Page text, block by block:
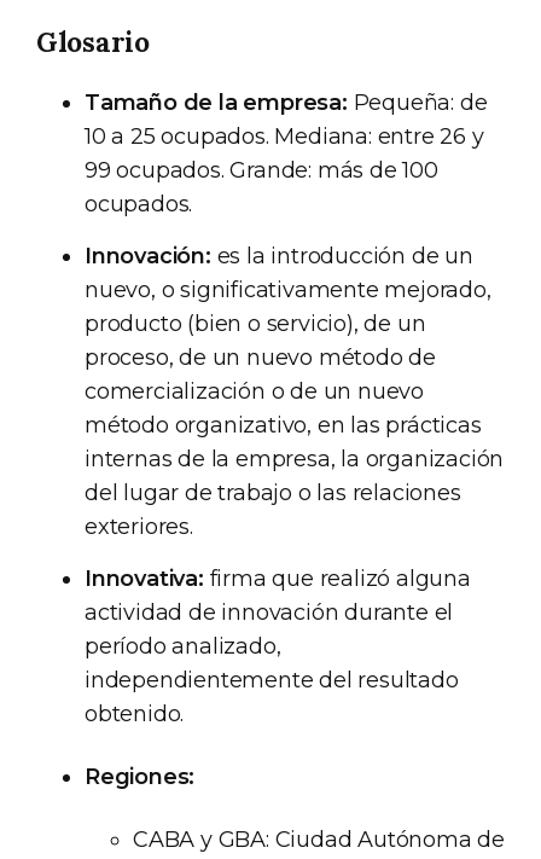
Glosario
Tamaño de la empresa: Pequeña: de
10 a 25 ocupados. Mediana: entre 26 y
99 ocupados. Grande: más de 100
ocupados.
Innovación: es la introducción de un
nuevo, o significativamente mejorado,
producto (bien o servicio), de un
proceso, de un nuevo método de
comercialización o de un nuevo
método organizativo, en las prácticas
internas de la empresa, la organización
del lugar de trabajo o las relaciones
exteriores.
Innovativa: firma que realizó alguna
actividad de innovación durante el
período analizado,
independientemente del resultado
obtenido.
Regiones:
CABA y GBA: Ciudad Autónoma de